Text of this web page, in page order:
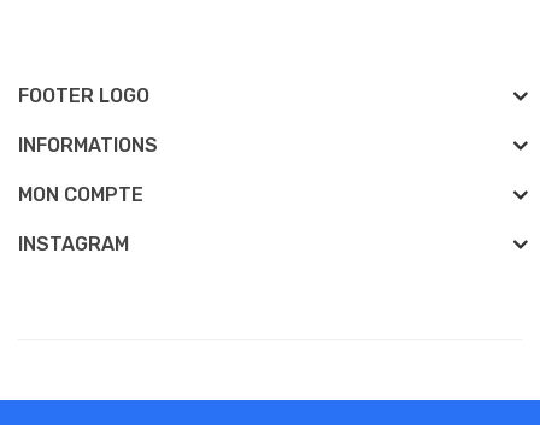
FOOTER LOGO
INFORMATIONS
MON COMPTE
INSTAGRAM